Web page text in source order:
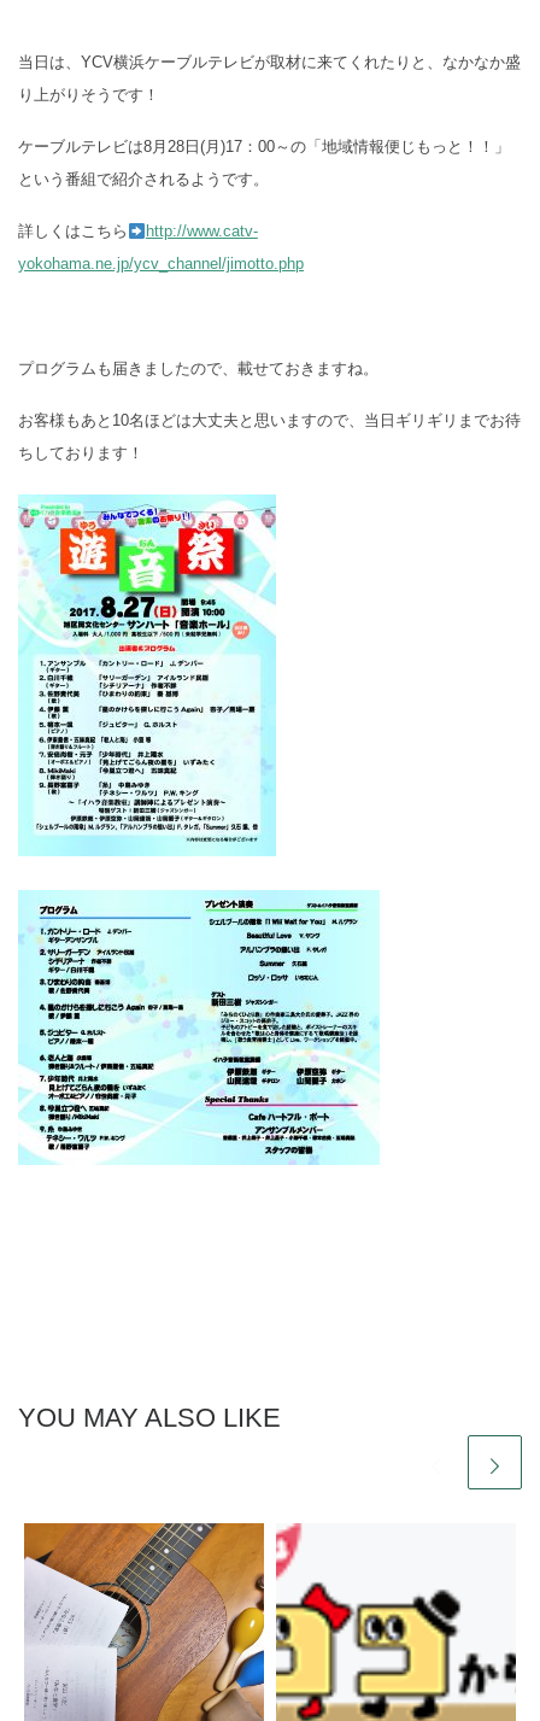
当日は、YCV横浜ケーブルテレビが取材に来てくれたりと、なかなか盛
り上がりそうです！
ケーブルテレビは8月28日(月)17：00～の「地域情報便じもっと！！」
という番組で紹介されるようです。
詳しくはこちら
http://www.catv-
yokohama.ne.jp/ycv_channel/jimotto.php
プログラムも届きましたので、載せておきますね。
お客様もあと10名ほどは大丈夫と思いますので、当日ギリギリまでお待
ちしております！
YOU MAY ALSO LIKE